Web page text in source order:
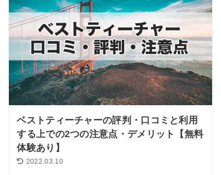
ベストティーチャーの評判・口コミと利用
する上での2つの注意点・デメリット【無料
体験あり】
2022.03.10